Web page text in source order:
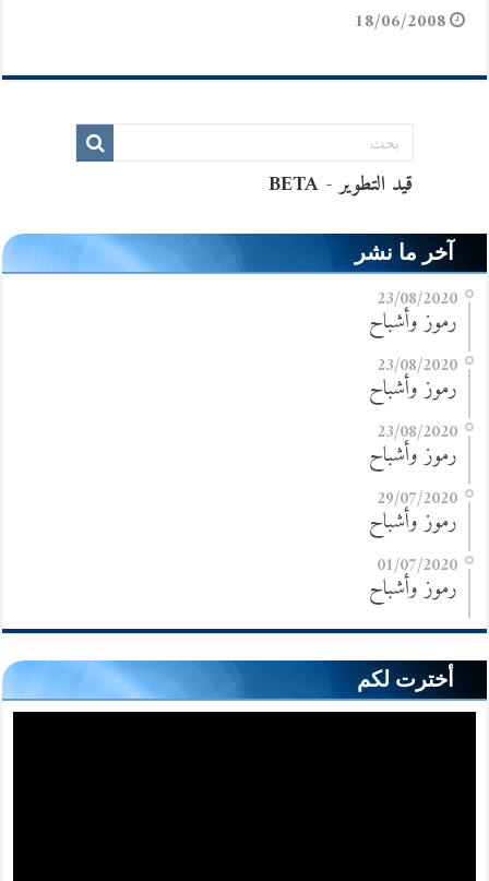
18/06/2008
آخر ما نشر
23/08/2020
رموز وأشباح
23/08/2020
رموز وأشباح
23/08/2020
رموز وأشباح
29/07/2020
رموز وأشباح
01/07/2020
رموز وأشباح
أخترت لكم